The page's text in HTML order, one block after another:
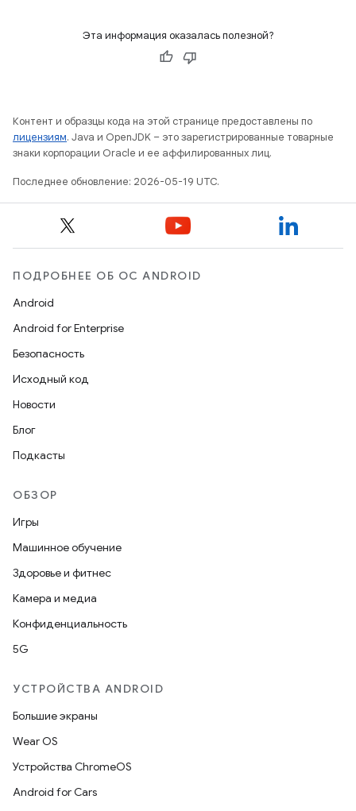
Эта информация оказалась полезной?
Контент и образцы кода на этой странице предоставлены по
лицензиям. Java и OpenJDK – это зарегистрированные товарные
знаки корпорации Oracle и ее аффилированных лиц.
Последнее обновление: 2026-05-19 UTC.
ПОДРОБНЕЕ ОБ ОС ANDROID
Android
Android for Enterprise
Безопасность
Исходный код
Новости
Блог
Подкасты
ОБЗОР
Игры
Машинное обучение
Здоровье и фитнес
Камера и медиа
Конфиденциальность
5G
УСТРОЙСТВА ANDROID
Большие экраны
Wear OS
Устройства ChromeOS
Android for Cars